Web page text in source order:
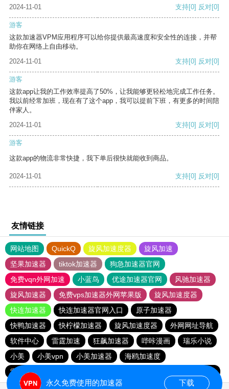
2024-11-01 支持[0] 反对[0]
游客
这款加速器VPM应用程序可以给你提供最高速度和安全性的连接，并帮
助你在网络上自由移动。
2024-11-01
支持[0] 反对[0]
游客
这款app让我的工作效率提高了50%，让我能够更轻松地完成工作任务。
我以前经常加班，现在有了这个app，我可以提前下班，有更多的时间陪
伴家人。
2024-11-01
支持[0] 反对[0]
游客
这款app的物流非常快捷，我下单后很快就能收到商品。
2024-11-01 支持[0] 反对[0]
友情链接
网站地图 QuickQ 旋风加速度器
旋风加速
坚果加速器
tiktok加速器
狗急加速器官网
免费vqn外网加速
小蓝鸟 优途加速器官网
风驰加速器
旋风加速器
免费vps加速器外网苹果版
旋风加速度器
快连加速器
快连加速器官网入口
原子加速器
快鸭加速器
快柠檬加速器 旋风加速度器
外网网址导航
软件中心
雷霆加速 狂飙加速器 哔咔漫画
瑞乐小说
小美
小美vpn 小美加速器
海鸥加速度
雷霆加速版ins
雷霆加速下载
永久免费使用的加速器 下载